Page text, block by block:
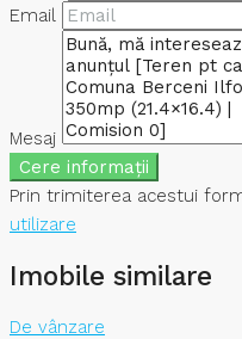
Email
Mesaj
Cere informații
Prin trimiterea acestui
utilizare
Imobile similare
De vânzare